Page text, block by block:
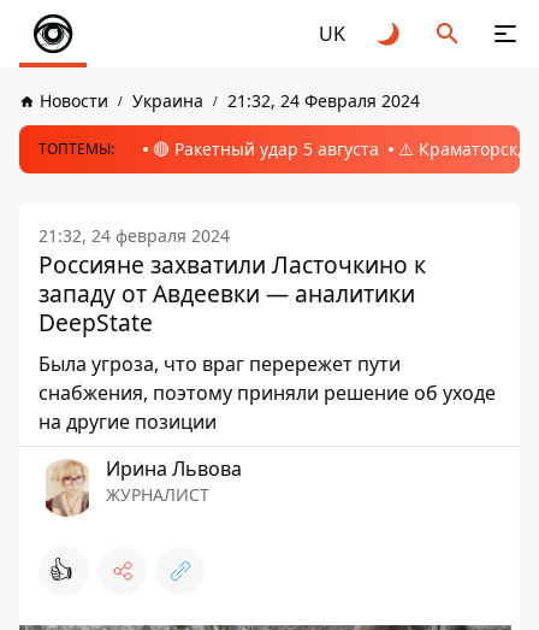
UK
Новости Украина 21:32, 24 Февраля 2024
ТОПТЕМЫ: 🔴 Ракетный удар 5 августа ⚠️ Краматорск,
21:32, 24 февраля 2024
Россияне захватили Ласточкино к
западу от Авдеевки — аналитики
DeepState
Была угроза, что враг перережет пути
снабжения, поэтому приняли решение об уходе
на другие позиции
Ирина Львова
ЖУРНАЛИСТ
👍